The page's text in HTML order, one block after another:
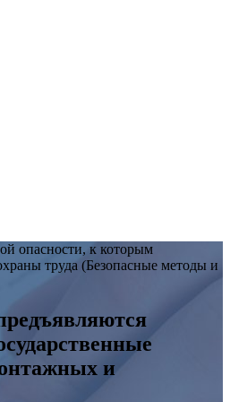
опасности, к которым
труда (Безопасные методы и
и